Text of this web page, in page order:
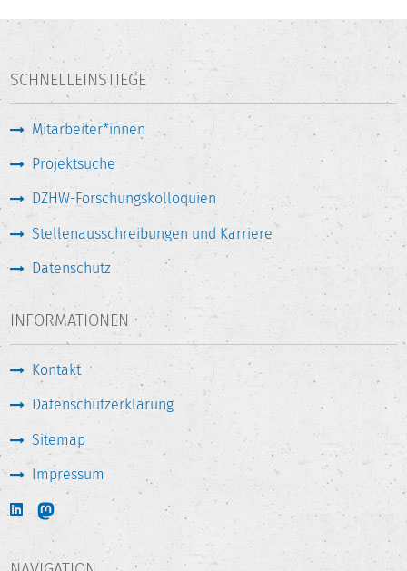
SCHNELLEINSTIEGE
Mitarbeiter*innen
Projektsuche
DZHW-Forschungskolloquien
Stellenausschreibungen und Karriere
Datenschutz
INFORMATIONEN
Kontakt
Datenschutzerklärung
Sitemap
Impressum